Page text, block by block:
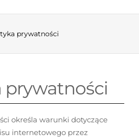
ODPADAMI
prywatności
prywatności
określa warunki dotyczące
internetowego przez